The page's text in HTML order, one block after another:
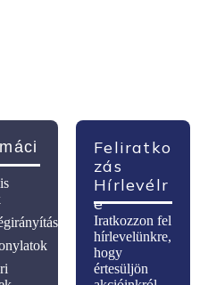
Feliratko
Zás
Hírlevélr
E
Iratkozzon fel
hírlevelünkre,
hogy
értesüljön